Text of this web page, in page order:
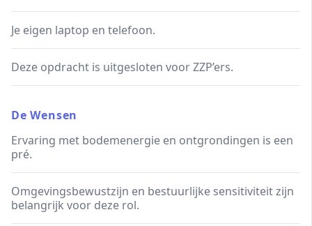
Je eigen laptop en telefoon.
Deze opdracht is uitgesloten voor ZZP’ers.
De Wensen
Ervaring met bodemenergie en ontgrondingen is een
pré.
Omgevingsbewustzijn en bestuurlijke sensitiviteit zijn
belangrijk voor deze rol.